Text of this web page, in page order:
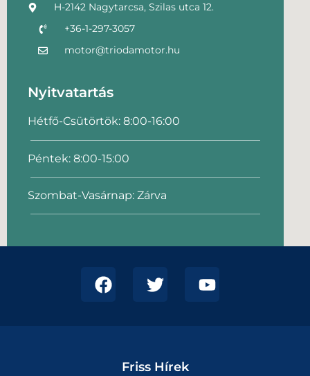
H-2142 Nagytarcsa, Szilas utca 12.
+36-1-297-3057
motor@triodamotor.hu
Nyitvatartás
Hétfő-Csütörtök: 8:00-16:00
Péntek: 8:00-15:00
Szombat-Vasárnap: Zárva
Friss Hírek